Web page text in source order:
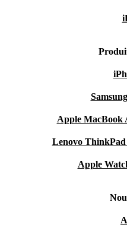
Apple MacBook
Lenovo ThinkPad
Apple